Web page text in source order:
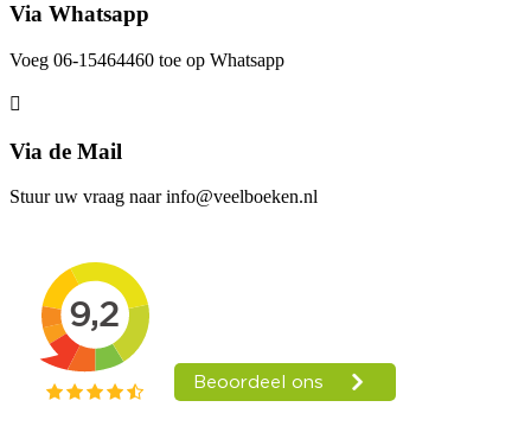
Via Whatsapp
Voeg 06-15464460 toe op Whatsapp
Via de Mail
Stuur uw vraag naar info@veelboeken.nl